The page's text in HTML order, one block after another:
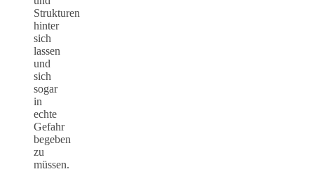
Strukturen
hinter
sich
lassen
und
sich
sogar
in
echte
Gefahr
begeben
zu
müssen.